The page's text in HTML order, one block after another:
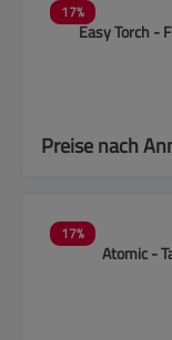
17%
Easy Torch -
Preise nach
17%
Atomic -